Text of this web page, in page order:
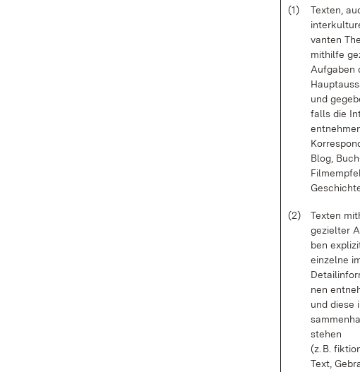
(1)
Tex­ten,
van­ten
mit­hil­fe
Auf­ga­ben
und
falls die
Blog,
(2)
Tex­ten
ge­ziel­ter
ben
ein­zel­ne
nen
und die­se
ste­hen
(z. B.
Text,